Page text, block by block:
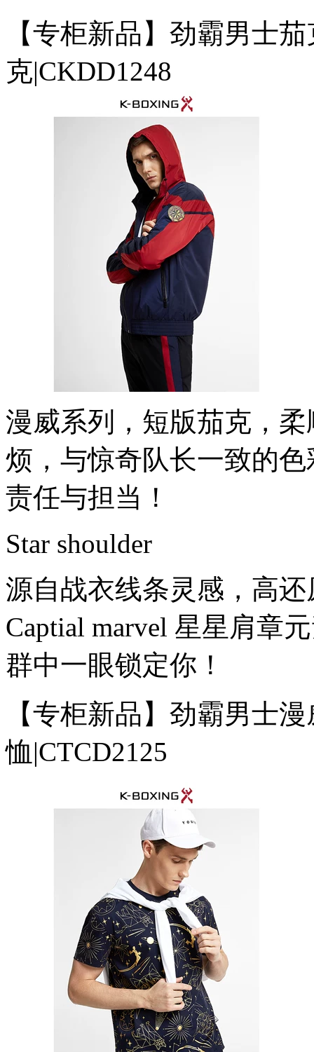
【专柜新品】劲霸男士
克|CKDD1248
漫威系列，短版茄克，
烦，与惊奇队长一致的
责任与担当！
Star shoulder
源自战衣线条灵感，高
Captial marvel 星星肩章
群中一眼锁定你！
【专柜新品】劲霸男士
恤|CTCD2125